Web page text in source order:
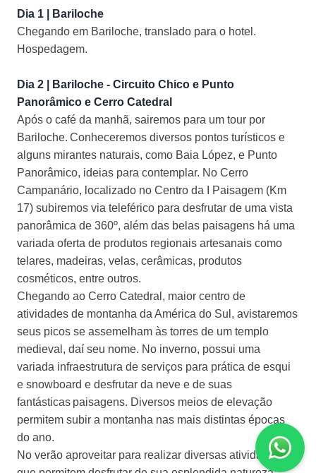
Dia 1 | Bariloche
Chegando em Bariloche, translado para o hotel.
Hospedagem.
Dia 2 | Bariloche - Circuito Chico e Punto
Panorâmico e Cerro Catedral
Após o café da manhã, sairemos para um tour por
Bariloche. Conheceremos diversos pontos turísticos e
alguns mirantes naturais, como Baia López, e Punto
Panorâmico, ideias para contemplar. No Cerro
Campanário, localizado no Centro da I Paisagem (Km
17) subiremos via teleférico para desfrutar de uma vista
panorâmica de 360º, além das belas paisagens há uma
variada oferta de produtos regionais artesanais como
telares, madeiras, velas, cerâmicas, produtos
cosméticos, entre outros.
Chegando ao Cerro Catedral, maior centro de
atividades de montanha da América do Sul, avistaremos
seus picos se assemelham às torres de um templo
medieval, daí seu nome. No inverno, possui uma
variada infraestrutura de serviços para prática de esqui
e snowboard e desfrutar da neve e de suas
fantásticas paisagens. Diversos meios de elevação
permitem subir a montanha nas mais distintas épocas
do ano.
No verão aproveitar para realizar diversas atividades